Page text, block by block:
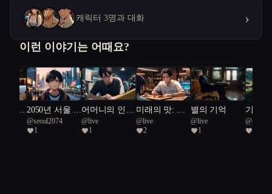
캐릭터 3명과 대화 ›
이런 이야기는 어때요?
2050년 서울 :
나는 누구인
가?
@seoul2074
1
어머니의 인형
극
@live
1
미래의 맛: 캡
슐 속에 잊혀
진 온기
@live
2
별의 기억
@live
1
기록
고립
비밀
@sincere